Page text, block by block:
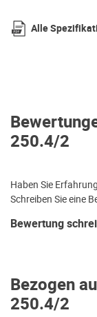
Alle
250.4/2
Haben Sie
Schreiben Sie eine
Bewertung
Bezogen
250.4/2